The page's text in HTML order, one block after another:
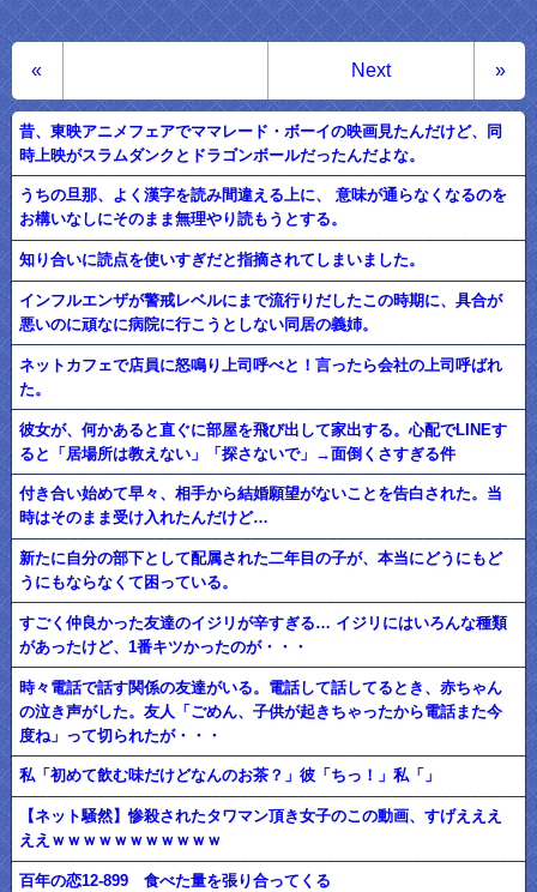
« »
Next
昔、東映アニメフェアでママレード・ボーイの映画見たんだけど、同
時上映がスラムダンクとドラゴンボールだったんだよな。
うちの旦那、よく漢字を読み間違える上に、 意味が通らなくなるのを
お構いなしにそのまま無理やり読もうとする。
知り合いに読点を使いすぎだと指摘されてしまいました。
インフルエンザが警戒レベルにまで流行りだしたこの時期に、具合が
悪いのに頑なに病院に行こうとしない同居の義姉。
ネットカフェで店員に怒鳴り上司呼べと！言ったら会社の上司呼ばれ
た。
彼女が、何かあると直ぐに部屋を飛び出して家出する。心配でLINEす
ると「居場所は教えない」「探さないで」→面倒くさすぎる件
付き合い始めて早々、相手から結婚願望がないことを告白された。当
時はそのまま受け入れたんだけど…
新たに自分の部下として配属された二年目の子が、本当にどうにもど
うにもならなくて困っている。
すごく仲良かった友達のイジリが辛すぎる… イジリにはいろんな種類
があったけど、1番キツかったのが・・・
時々電話で話す関係の友達がいる。電話して話してるとき、赤ちゃん
の泣き声がした。友人「ごめん、子供が起きちゃったから電話また今
度ね」って切られたが・・・
私「初めて飲む味だけどなんのお茶？」彼「ちっ！」私「」
【ネット騒然】惨殺されたタワマン頂き女子のこの動画、すげえええ
ええｗｗｗｗｗｗｗｗｗｗｗ
百年の恋12-899 食べた量を張り合ってくる